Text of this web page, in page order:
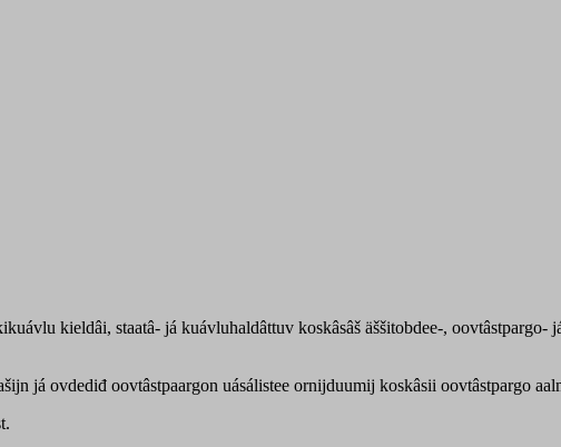
kieldâi, staatâ- já kuávluhaldâttuv koskâsâš äššitobdee-, oovtâstpargo-
já ovdediđ oovtâstpaargon uásálistee ornijduumij koskâsii oovtâstpargo